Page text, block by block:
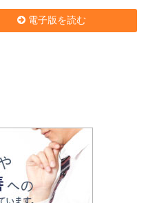
電子版を読む